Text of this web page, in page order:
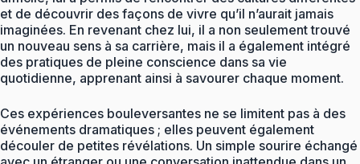
et de découvrir des façons de vivre qu’il n’aurait jamais
imaginées. En revenant chez lui, il a non seulement trouvé
un nouveau sens à sa carrière, mais il a également intégré
des pratiques de pleine conscience dans sa vie
quotidienne, apprenant ainsi à savourer chaque moment.
Ces expériences bouleversantes ne se limitent pas à des
événements dramatiques ; elles peuvent également
découler de petites révélations. Un simple sourire échangé